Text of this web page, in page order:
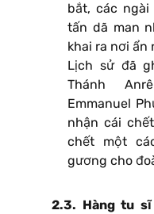
bắt, các
tấn dã man
khai ra nơi ẩn
Lịch sử đã
Thánh
Emmanuel
nhận cái
chết một
gương cho
2.3. Hàng tu